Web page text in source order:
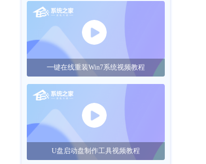
一键在线重装Win7系统视频教程
U盘启动盘制作工具视频教程